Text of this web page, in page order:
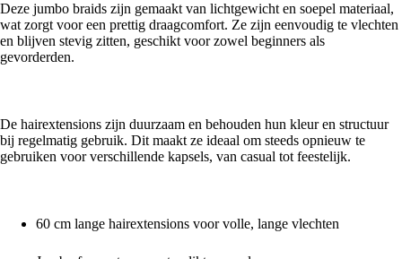
Deze jumbo braids zijn gemaakt van lichtgewicht en soepel materiaal,
wat zorgt voor een prettig draagcomfort. Ze zijn eenvoudig te vlechten
en blijven stevig zitten, geschikt voor zowel beginners als
gevorderden.
De hairextensions zijn duurzaam en behouden hun kleur en structuur
bij regelmatig gebruik. Dit maakt ze ideaal om steeds opnieuw te
gebruiken voor verschillende kapsels, van casual tot feestelijk.
60 cm lange hairextensions voor volle, lange vlechten